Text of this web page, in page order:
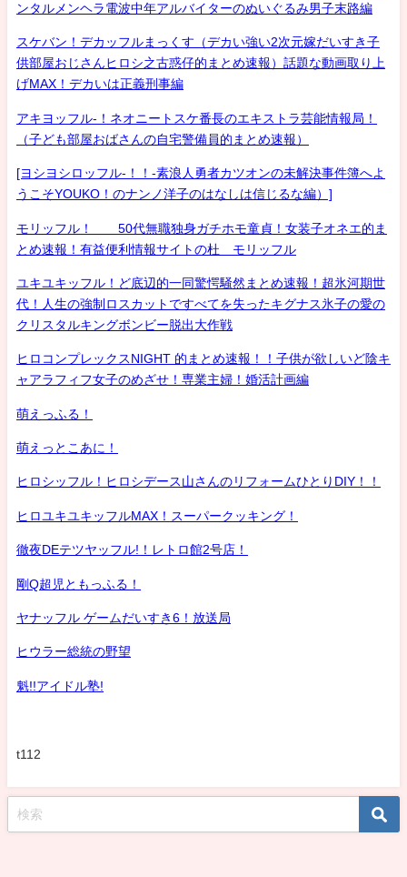
ンタルメンヘラ電波中年アルバイターのぬいぐるみ男子末路編
スケバン！デカッフルまっくす（デカい強い2次元嫁だいすき子
供部屋おじさんヒロシ之古惑仔的まとめ速報）話題な動画取り上
げMAX！デカいは正義刑事編
アキヨッフル-！ネオニートスケ番長のエキストラ芸能情報局！
（子ども部屋おばさんの自宅警備員的まとめ速報）
[ヨシヨシロッフル-！！-素浪人勇者カツオンの未解決事件簿へよ
うこそYOUKO！のナンノ洋子のはなしは信じるな編）]
モリッフル！ 50代無職独身ガチホモ童貞！女装子オネエ的ま
とめ速報！有益便利情報サイトの杜 モリッフル
ユキユキッフル！ど底辺的一同驚愕騒然まとめ速報！超氷河期世
代！人生の強制ロスカットですべてを失ったキグナス氷子の愛の
クリスタルキングボンビー脱出大作戦
ヒロコンプレックスNIGHT 的まとめ速報！！子供が欲しいど陰キ
ャアラフィフ女子のめざせ！専業主婦！婚活計画編
萌えっふる！
萌えっとこあに！
ヒロシッフル！ヒロシデース山さんのリフォームひとりDIY！！
ヒロユキユキッフルMAX！スーパークッキング！
徹夜DEテツヤッフル!！レトロ館2号店！
剛Q超児ともっふる！
ヤナッフル ゲームだいすき6！放送局
ヒウラー総統の野望
魁!!アイドル塾!
t112